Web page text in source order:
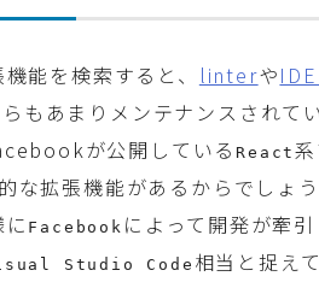
能を検索すると、 linterや
もあまりメンテナンスされて
が公開している React
な拡張機能があるからでしょう
Facebook によって開発が牽
Studio Code 相当と捉え